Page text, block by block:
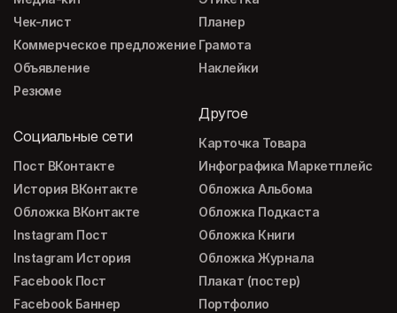
Чек-лист
Коммерческое предложение
Объявление
Резюме
Социальные сети
Пост ВКонтакте
История ВКонтакте
Обложка ВКонтакте
Instagram Пост
Instagram История
Facebook Пост
Facebook Баннер
Планер
Грамота
Наклейки
Другое
Карточка Товара
Инфографика Маркетплейс
Обложка Альбома
Обложка Подкаста
Обложка Книги
Обложка Журнала
Плакат (постер)
Портфолио